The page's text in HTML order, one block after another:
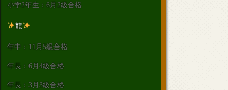
小学2年生：6月2級合格
龍
年中：11月5級合格
年長：6月4級合格
年長：3月3級合格